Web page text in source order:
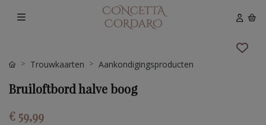
Trouwkaarten Aankondigingsproducten
Bruiloftbord halve boog
€ 59,99